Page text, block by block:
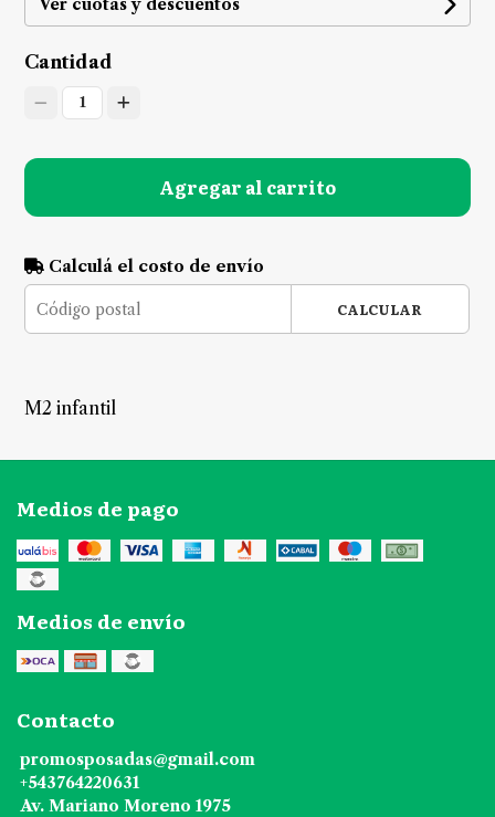
Ver cuotas y descuentos
Cantidad
1
Agregar al carrito
Calculá el costo de envío
CALCULAR
M2 infantil
Medios de pago
Medios de envío
Contacto
promosposadas@gmail.com
+543764220631
Av. Mariano Moreno 1975